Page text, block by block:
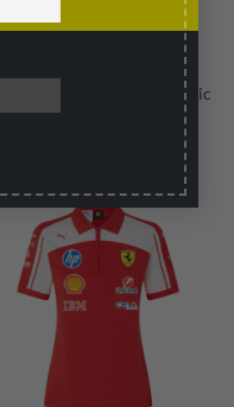
Ferrari F1 2026 Authentic
Pro
Current
$2,889.00.